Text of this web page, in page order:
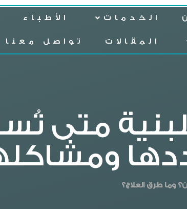
الخدمات الأطباء
المقالات تواصل معنا
متى
وما طرق العلاج؟